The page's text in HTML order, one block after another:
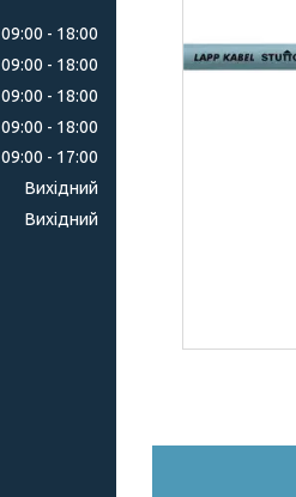
09:00 18:00
09:00 18:00
09:00 18:00
09:00 18:00
09:00 17:00
Вихідний
Вихідний